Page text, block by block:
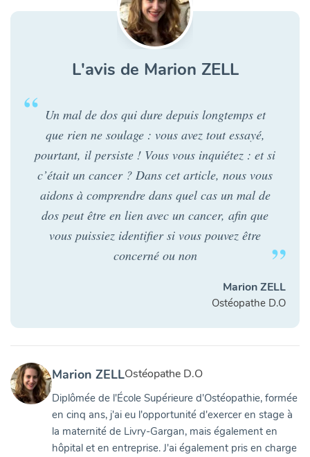
L'avis de Marion ZELL
Un mal de dos qui dure depuis longtemps et
que rien ne soulage : vous avez tout essayé,
pourtant, il persiste ! Vous vous inquiétez : et si
c’était un cancer ? Dans cet article, nous vous
aidons à comprendre dans quel cas un mal de
dos peut être en lien avec un cancer, afin que
vous puissiez identifier si vous pouvez être
concerné ou non
Marion ZELL
Ostéopathe D.O
Marion ZELLOstéopathe D.O
Diplômée de l'École Supérieure d'Ostéopathie, formée
en cinq ans, j'ai eu l'opportunité d'exercer en stage à
la maternité de Livry-Gargan, mais également en
hôpital et en entreprise. J'ai également pris en charge